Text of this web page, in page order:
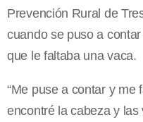
Prevención Rural de
cuando se puso a
que le faltaba una vaca.
“Me puse a contar y me
encontré la cabeza y las